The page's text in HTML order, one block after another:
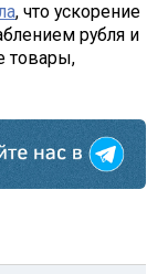
, что ускорение
рубля и
товары,